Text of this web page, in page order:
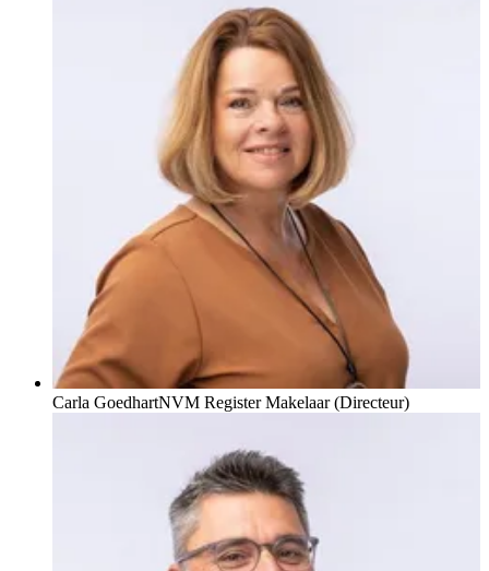
Carla GoedhartNVM Register Makelaar (Directeur)